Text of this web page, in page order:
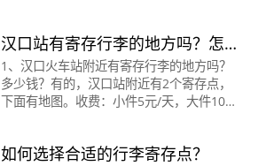
寄存点营业时间：10:0
汉口站有寄存行李的地方吗？怎
么收费？位置在哪里？
1、汉口火车站附近有寄存行李的地方吗？
多少钱？有的，汉口站附近有2个寄存点，
下面有地图。收费：小件5元/天，大件10
寄存平台，可以直
如何选择合适的行李寄存点？